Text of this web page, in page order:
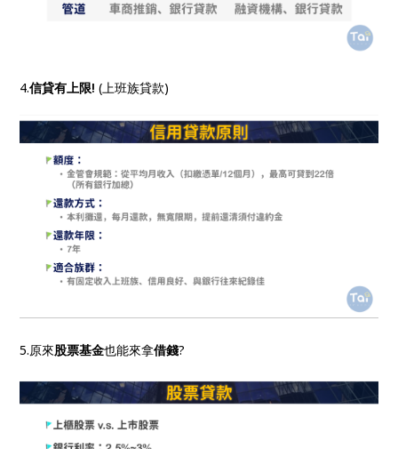
4.信貸有上限!(上班族貸款)
5.原來股票基金也能來拿借錢?